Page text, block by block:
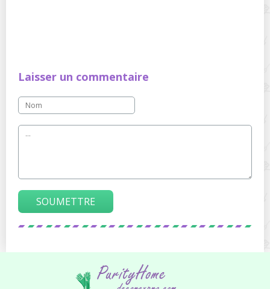
Laisser un commentaire
SOUMETTRE